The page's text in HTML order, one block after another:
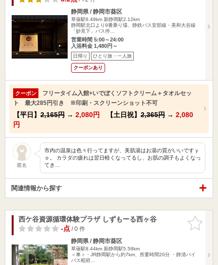
静岡県 / 静岡市葵区
草薙駅6.49km 新静岡駅2.12km
静岡駅北口より9番乗り場、静鉄バス安部線・美和大谷線
「妙見下」バス停…
営業時間 5:00～24:00
入浴料金 1,480円～
日帰り ひとり旅・一人旅
クーポンあり
クーポン
フリータイム入館+いでぼくソフトクリーム＋タオルセッ
ト 最大285円引き ※印刷・スクリーンショット不可
【平日】 2,165円 → 2,080円 【土日祝】 2,365円 → 2,080
円
匿名
市内の温泉は色々行ってますが、美肌湯はお湯の質がいいですｙ
ｏ。 カラダの疲れは翌日軽くなってるし、お肌の調子もよくなっ
てき…
関連情報から探す
お気に入
りに追加
西ケ谷資源循環体験プラザ しずもーる西ヶ谷
-点/ 0 件
静岡県 / 静岡市葵区
草薙駅8.44km 新静岡駅5.58km
＜車＞・JR静岡駅から約7km、所要時間20分 ・静清バイ
パス昭府…